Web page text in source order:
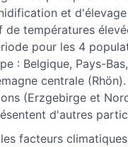
et d'élevage
températures
pour les 4
: Belgique, Pays-
centrale
(Erzgebirge et
d'autres
facteurs